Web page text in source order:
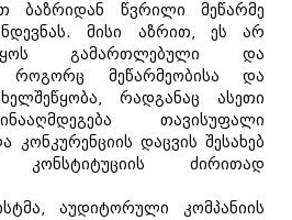
ბაზრიდან წვრილი მეწარმე
მისი აზრით, ეს არ
გამართლებული და
როგორც მეწარმეობისა და
რადგანაც ასეთი
თავისუფალი
კონკურენციის დაცვის შესახებ
კონსტიტუციის ძირითად
აუდიტორული კომპანიის